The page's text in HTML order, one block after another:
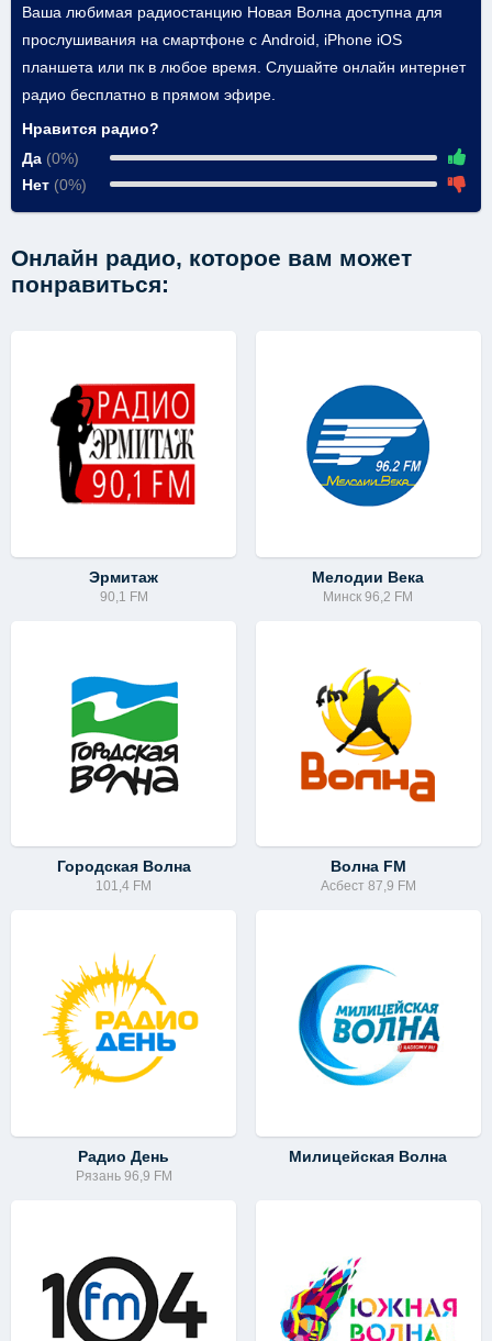
Ваша любимая радиостанцию Новая Волна доступна для
прослушивания на смартфоне с Android, iPhone iOS
планшета или пк в любое время. Слушайте онлайн интернет
радио бесплатно в прямом эфире.
Нравится радио?
Да (0%)
Нет (0%)
Онлайн радио, которое вам может
понравиться:
Эрмитаж
90,1 FM
Мелодии Века
Минск 96,2 FM
Городская Волна
101,4 FM
Волна FM
Асбест 87,9 FM
Радио День
Рязань 96,9 FM
Милицейская Волна